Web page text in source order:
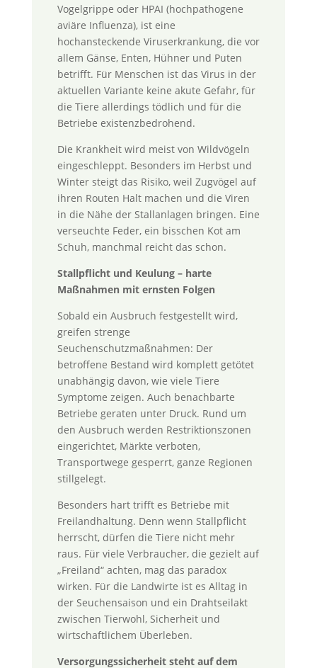
Vogelgrippe oder HPAI (hochpathogene
aviäre Influenza), ist eine
hochansteckende Viruserkrankung, die vor
allem Gänse, Enten, Hühner und Puten
betrifft. Für Menschen ist das Virus in der
aktuellen Variante keine akute Gefahr, für
die Tiere allerdings tödlich und für die
Betriebe existenzbedrohend.
Die Krankheit wird meist von Wildvögeln
eingeschleppt. Besonders im Herbst und
Winter steigt das Risiko, weil Zugvögel auf
ihren Routen Halt machen und die Viren
in die Nähe der Stallanlagen bringen. Eine
verseuchte Feder, ein bisschen Kot am
Schuh, manchmal reicht das schon.
Stallpflicht und Keulung – harte
Maßnahmen mit ernsten Folgen
Sobald ein Ausbruch festgestellt wird,
greifen strenge
Seuchenschutzmaßnahmen: Der
betroffene Bestand wird komplett getötet
unabhängig davon, wie viele Tiere
Symptome zeigen. Auch benachbarte
Betriebe geraten unter Druck. Rund um
den Ausbruch werden Restriktionszonen
eingerichtet, Märkte verboten,
Transportwege gesperrt, ganze Regionen
stillgelegt.
Besonders hart trifft es Betriebe mit
Freilandhaltung. Denn wenn Stallpflicht
herrscht, dürfen die Tiere nicht mehr
raus. Für viele Verbraucher, die gezielt auf
„Freiland“ achten, mag das paradox
wirken. Für die Landwirte ist es Alltag in
der Seuchensaison und ein Drahtseilakt
zwischen Tierwohl, Sicherheit und
wirtschaftlichem Überleben.
Versorgungssicherheit steht auf dem